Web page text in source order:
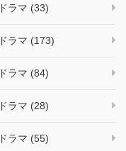
ラマ (33)
ラマ (173)
ラマ (84)
ラマ (28)
ラマ (55)